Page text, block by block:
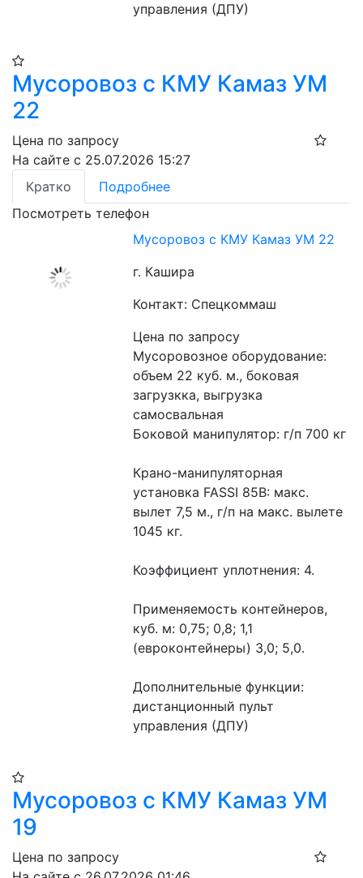
управления (ДПУ)
Мусоровоз с КМУ Камаз УМ
22
Цена по запросу
На сайте с 25.07.2026 15:27
Кратко
Подробнее
Посмотреть телефон
Мусоровоз с КМУ Камаз УМ 22
г. Кашира
Контакт: Спецкоммаш
Цена по запросу
Мусоровозное оборудование:
объем 22 куб. м., боковая
загрузкка, выгрузка
самосвальная
Боковой манипулятор: г/п 700 кг
Крано-манипуляторная
установка FASSI 85B: макс.
вылет 7,5 м., г/п на макс. вылете
1045 кг.
Коэффициент уплотнения: 4.
Применяемость контейнеров,
куб. м: 0,75; 0,8; 1,1
(евроконтейнеры) 3,0; 5,0.
Дополнительные функции:
дистанционный пульт
управления (ДПУ)
Мусоровоз с КМУ Камаз УМ
19
Цена по запросу